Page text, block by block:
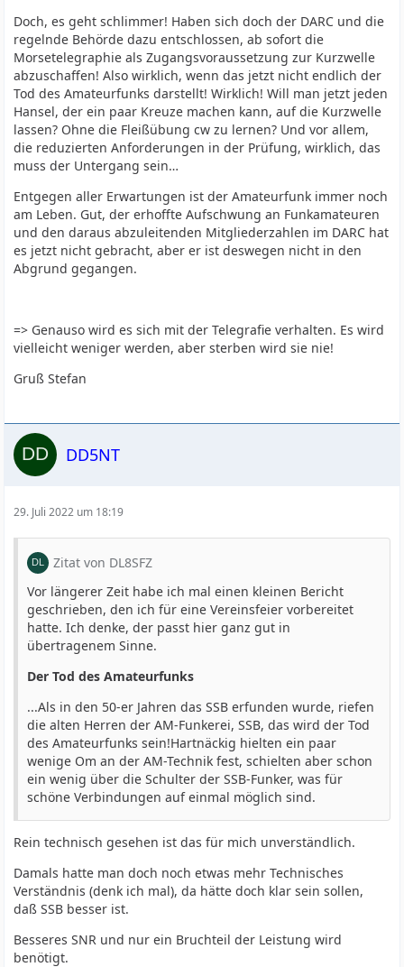
Doch, es geht schlimmer! Haben sich doch der DARC und die
regelnde Behörde dazu entschlossen, ab sofort die
Morsetelegraphie als Zugangsvoraussetzung zur Kurzwelle
abzuschaffen! Also wirklich, wenn das jetzt nicht endlich der
Tod des Amateurfunks darstellt! Wirklich! Will man jetzt jeden
Hansel, der ein paar Kreuze machen kann, auf die Kurzwelle
lassen? Ohne die Fleißübung cw zu lernen? Und vor allem,
die reduzierten Anforderungen in der Prüfung, wirklich, das
muss der Untergang sein…
Entgegen aller Erwartungen ist der Amateurfunk immer noch
am Leben. Gut, der erhoffte Aufschwung an Funkamateuren
und den daraus abzuleitenden Mitgliederzahlen im DARC hat
es jetzt nicht gebracht, aber er ist deswegen nicht in den
Abgrund gegangen.
=> Genauso wird es sich mit der Telegrafie verhalten. Es wird
vielleicht weniger werden, aber sterben wird sie nie!
Gruß Stefan
DD5NT
29. Juli 2022 um 18:19
Zitat von DL8SFZ
Vor längerer Zeit habe ich mal einen kleinen Bericht
geschrieben, den ich für eine Vereinsfeier vorbereitet
hatte. Ich denke, der passt hier ganz gut in
übertragenem Sinne.
Der Tod des Amateurfunks
...Als in den 50-er Jahren das SSB erfunden wurde, riefen
die alten Herren der AM-Funkerei, SSB, das wird der Tod
des Amateurfunks sein!Hartnäckig hielten ein paar
wenige Om an der AM-Technik fest, schielten aber schon
ein wenig über die Schulter der SSB-Funker, was für
schöne Verbindungen auf einmal möglich sind.
Rein technisch gesehen ist das für mich unverständlich.
Damals hatte man doch noch etwas mehr Technisches
Verständnis (denk ich mal), da hätte doch klar sein sollen,
daß SSB besser ist.
Besseres SNR und nur ein Bruchteil der Leistung wird
benötigt.